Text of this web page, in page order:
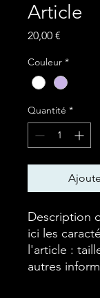
Article
20,00 €
Couleur *
Quantité *
Description
ici les
l'article :
autres